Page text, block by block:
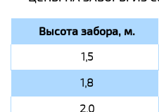
Высота забора, м.
1,5
1,8
2,0